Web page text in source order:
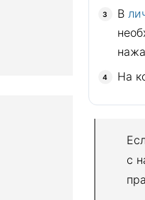
В
На
с